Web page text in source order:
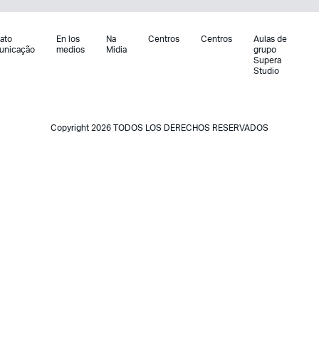
En los
medios
Na
Midia
Centros Centros
Aulas de
grupo
Supera
Studio
Copyright 2026 TODOS LOS DERECHOS RESERVADOS